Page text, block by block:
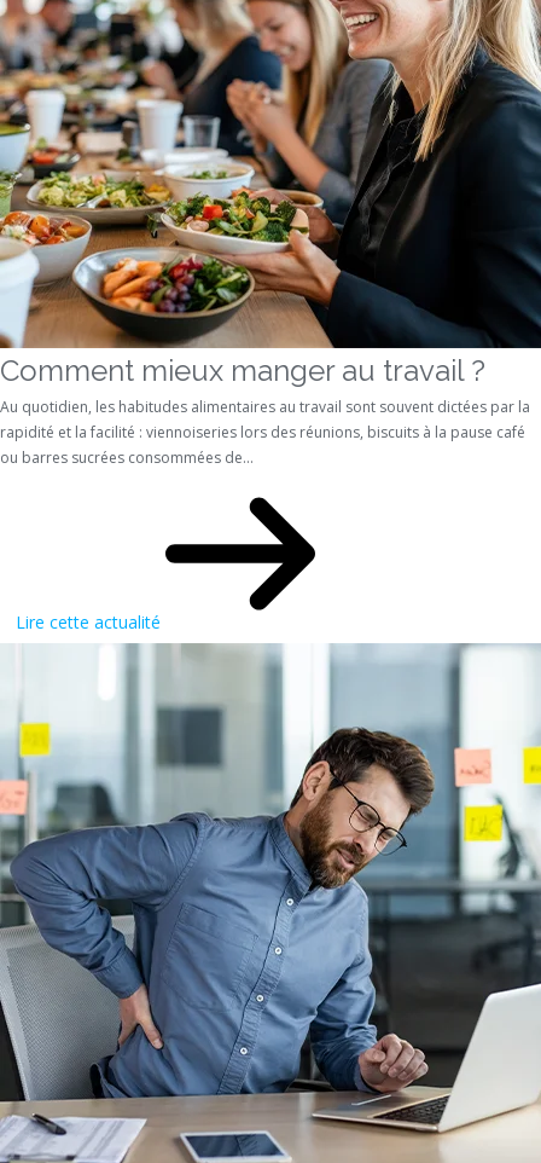
Comment mieux manger au travail ?
Au quotidien, les habitudes alimentaires au travail sont souvent dictées par la
rapidité et la facilité : viennoiseries lors des réunions, biscuits à la pause café
ou barres sucrées consommées de...
Lire cette actualité